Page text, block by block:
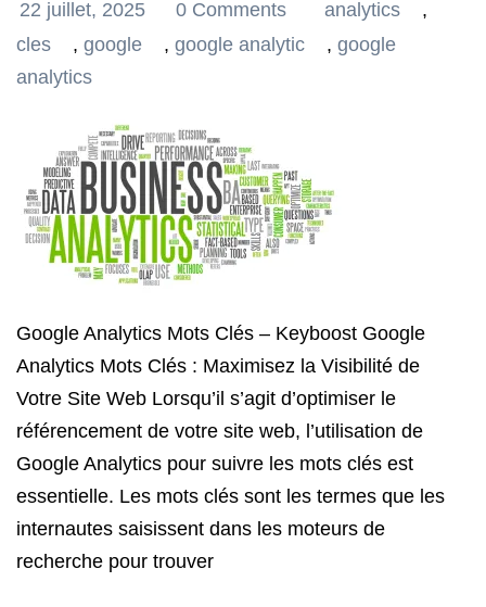
22 juillet, 2025 0 Comments analytics
,
cles
, google , google analytic , google
analytics
Google Analytics Mots Clés – Keyboost Google
Analytics Mots Clés : Maximisez la Visibilité de
Votre Site Web Lorsqu’il s’agit d’optimiser le
référencement de votre site web, l’utilisation de
Google Analytics pour suivre les mots clés est
essentielle. Les mots clés sont les termes que les
internautes saisissent dans les moteurs de
recherche pour trouver